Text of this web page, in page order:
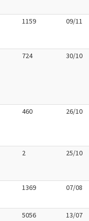
1159 09/11
724 30/10
460 26/10
2 25/10
1369 07/08
5056 13/07